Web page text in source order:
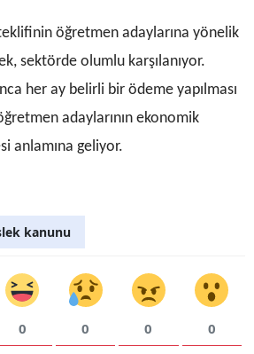
öğretmen adaylarına yönelik
sektörde olumlu karşılanıyor.
her ay belirli bir ödeme yapılması
adaylarının ekonomik
anlamına geliyor.
kanunu
0 0 0 0